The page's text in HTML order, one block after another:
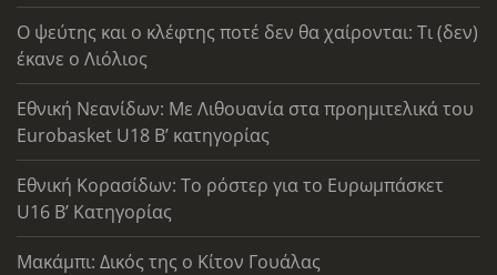
Ο ψεύτης και ο κλέφτης ποτέ δεν θα χαίρονται: Τι (δεν)
έκανε ο Λιόλιος
Εθνική Νεανίδων: Με Λιθουανία στα προημιτελικά του
Eurobasket U18 Β’ κατηγορίας
Εθνική Κορασίδων: Το ρόστερ για το Ευρωμπάσκετ
U16 B’ Κατηγορίας
Μακάμπι: Δικός της ο Κίτον Γουάλας